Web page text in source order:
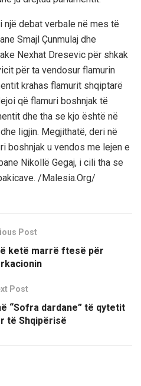
debat verbale në mes të
Smajl Çunmulaj dhe
Nexhat Dresevic për shkak
për ta vendosur flamurin
krahas flamurit shqiptarë
që flamuri boshnjak të
dhe tha se kjo është në
ligjin. Megjithatë, deri në
boshnjak u vendos me lejen e
Nikollë Gegaj, i cili tha se
/Malesia.Org/
Post
ketë marrë ftesë për
Post
“Sofra dardane” të qytetit
të Shqipërisë